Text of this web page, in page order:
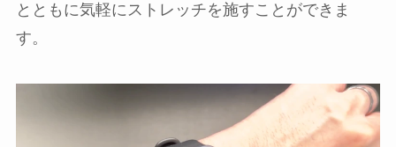
とともに気軽にストレッチを施すことができま
す。